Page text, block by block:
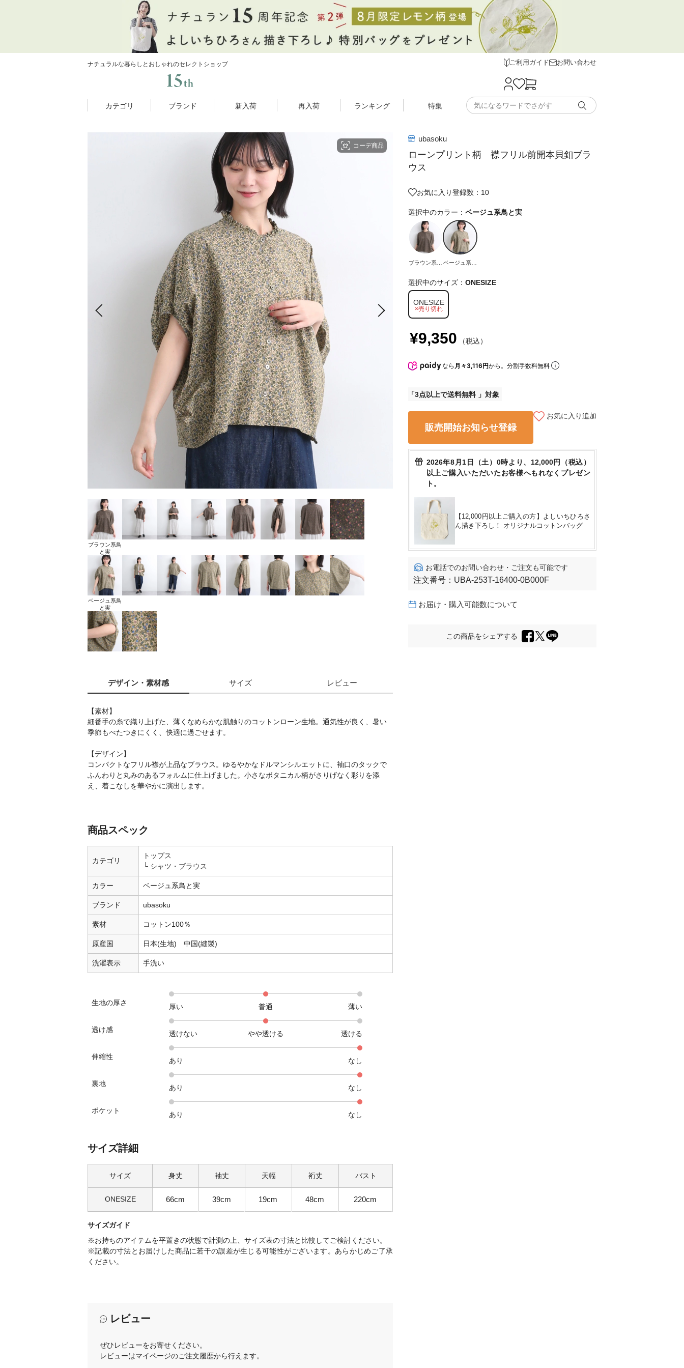
ナチュラルな暮らしとおしゃれのセレクトショップ ご利用ガイド お問い合わせ
カテゴリ ブランド 新入荷 再入荷 ランキング 特集
コーデ商品
ブラウン系鳥
と実
ベージュ系鳥
と実
ubasoku
ローンプリント柄 襟フリル前開本貝釦ブラ
ウス
お気に入り登録数：10
選択中のカラー： ベージュ系鳥と実
ブラウン系鳥
ベージュ系鳥
選択中のサイズ： ONESIZE
ONESIZE
×売り切れ
¥9,350 （税込）
なら 月々3,116円から。分割手数料無料
3点以上で送料無料
販売開始お知らせ登録
お気に入り追加
2026年8月1日（土）0時より、12,000円（税込）
以上ご購入いただいたお客様へもれなくプレゼン
ト。
【12,000円以上ご購入の方】よしいちひろさ
ん描き下ろし！ オリジナルコットンバッグ
お電話でのお問い合わせ・ご注文も可能です
注文番号： UBA-253T-16400-0B000F
お届け・購入可能数について
この商品をシェアする
デザイン ・素材感 サイズ レビュー
【素材】
細番手の糸で織り上げた、薄くなめらかな肌触りのコットンローン生地。通気性が良く、暑い
季節もべたつきにくく、快適に過ごせます。
【デザイン】
コンパクトなフリル襟が上品なブラウス。ゆるやかなドルマンシルエットに、袖口のタックで
ふんわりと丸みのあるフォルムに仕上げました。小さなボタニカル柄がさりげなく彩りを添
え、着こなしを華やかに演出します。
商品スペック
カテゴリ
トップス
シャツ・ブラウス
カラー ベージュ系鳥と実
ブランド ubasoku
素材 コットン100％
原産国 日本(生地) 中国(縫製)
洗濯表示 手洗い
生地の厚さ 厚い 普通 薄い
透け感 透けない やや透ける 透ける
伸縮性 あり なし
裏地 あり なし
ポケット あり なし
サイズ詳細
サイズ 身丈 袖丈 天幅 裄丈 バスト
ONESIZE 66cm 39cm 19cm 48cm 220cm
サイズガイド
※お持ちのアイテムを平置きの状態で計測の上、サイズ表の寸法と比較してご検討ください。
※記載の寸法とお届けした商品に若干の誤差が生じる可能性がございます。あらかじめご了承
ください。
レビュー
ぜひレビューをお寄せください。
レビューはマイページのご注文履歴から行えます。